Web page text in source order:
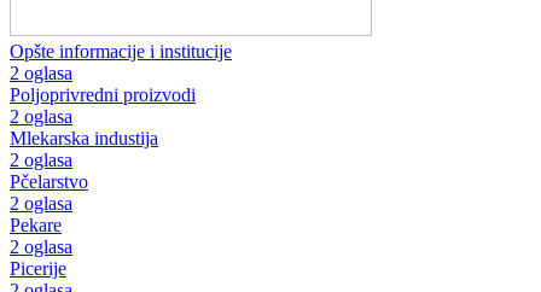
Opšte informacije i institucije
2 oglasa
Poljoprivredni proizvodi
2 oglasa
Mlekarska industija
2 oglasa
Pčelarstvo
2 oglasa
Pekare
2 oglasa
Picerije